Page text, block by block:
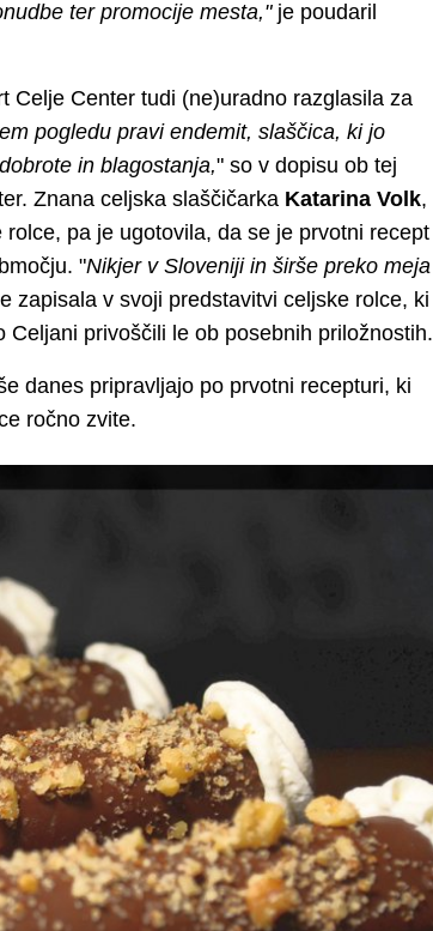
ter promocije mesta,"je poudaril
Celje Center tudi (ne)uradno razglasila za
pogledu pravi endemit, slaščica, ki jo
in blagostanja," so v dopisu ob tej
Znana celjska slaščičarka Katarina Volk,
pa je ugotovila, da se je prvotni recept
"Nikjer v Sloveniji in širše preko meja
zapisala v svoji predstavitvi celjske rolce, ki
privoščili le ob posebnih priložnostih.
danes pripravljajo po prvotni recepturi, ki
ročno zvite.